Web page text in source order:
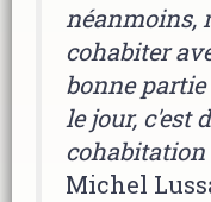
néanmoins,
cohabiter
bonne
le jour, c'est
cohabitation
Michel